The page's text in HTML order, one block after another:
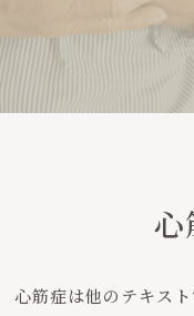
心
心筋症は他のテキス